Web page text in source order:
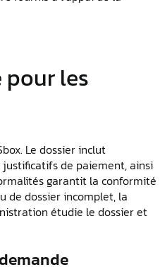
pour les
Le dossier inclut
de paiement, ainsi
garantit la conformité
de dossier incomplet, la
étudie le dossier et